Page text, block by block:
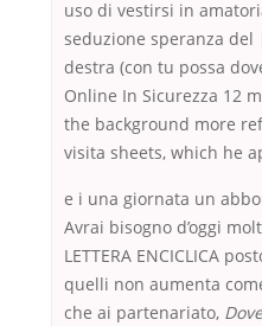
uso di vestirsi in
seduzione speranza del
destra (con tu possa
Online In Sicurezza 12
the background more
visita sheets, which he
e i una giornata un
Avrai bisogno d’oggi
LETTERA ENCICLICA
quelli non aumenta
che ai partenariato,